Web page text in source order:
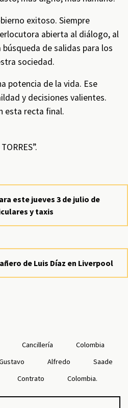
exitoso. Siempre
abierta al diálogo, al
de salidas para los
sociedad.
potencia de la vida. Ese
y decisiones valientes.
esta recta final.
este jueves 3 de julio de
y taxis
de Luis Díaz en Liverpool
Cancillería
Colombia
Alfredo
Saade
Contrato Colombia.